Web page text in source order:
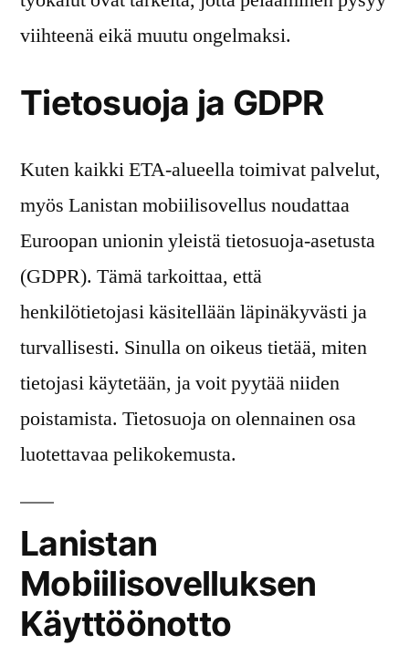
viihteenä eikä muutu ongelmaksi.
Tietosuoja ja GDPR
Kuten kaikki ETA-alueella toimivat palvelut,
myös Lanistan mobiilisovellus noudattaa
Euroopan unionin yleistä tietosuoja-asetusta
(GDPR). Tämä tarkoittaa, että
henkilötietojasi käsitellään läpinäkyvästi ja
turvallisesti. Sinulla on oikeus tietää, miten
tietojasi käytetään, ja voit pyytää niiden
poistamista. Tietosuoja on olennainen osa
luotettavaa pelikokemusta.
Lanistan
Mobiilisovelluksen
Käyttöönotto